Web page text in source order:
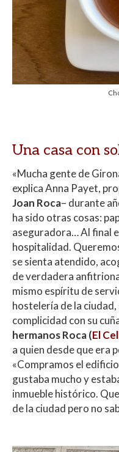
Una casa con
«Mucha gente de
explica Anna Payet,
Joan Roca– durante
ha sido otras cosas:
aseguradora… Al final
hospitalidad.
se sienta atendido,
de verdadera
mismo espíritu de
hostelería de la
complicidad con su
hermanos Roca (El
a quien desde que era
«Compramos el
gustaba mucho y
inmueble histórico.
de la ciudad pero no